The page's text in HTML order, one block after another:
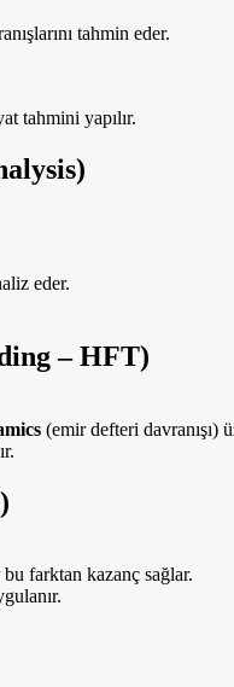
tahmin eder.
tahmini yapılır.
eder.
– HFT)
(emir defteri davranışı)
farktan kazanç sağlar.